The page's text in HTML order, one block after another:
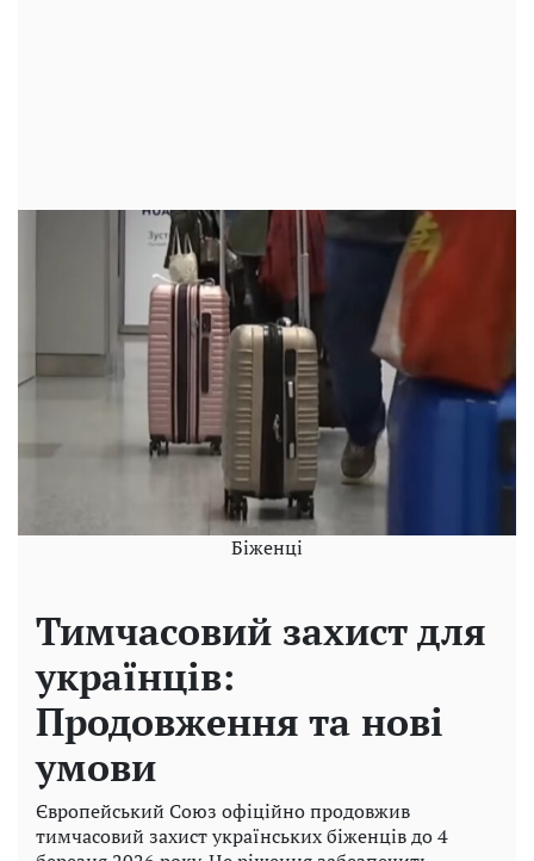
Біженці
Тимчасовий захист для
українців:
Продовження та нові
умови
Європейський Союз офіційно продовжив
тимчасовий захист українських біженців до 4